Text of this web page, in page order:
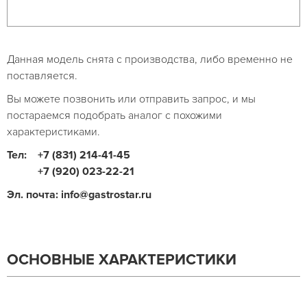
Данная модель снята с производства, либо временно не
поставляется.
Вы можете позвонить или отправить запрос, и мы
постараемся подобрать аналог с похожими
характеристиками.
Тел:
+7 (831) 214-41-45
+7 (920) 023-22-21
Эл. почта: info@gastrostar.ru
ОСНОВНЫЕ ХАРАКТЕРИСТИКИ